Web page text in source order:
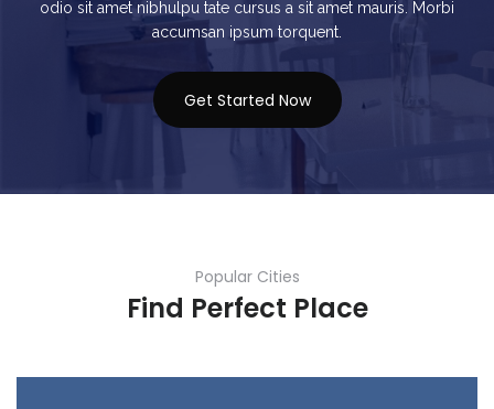
odio sit amet nibhulpu tate cursus a sit amet mauris. Morbi
accumsan ipsum torquent.
Get Started Now
Popular Cities
Find Perfect Place